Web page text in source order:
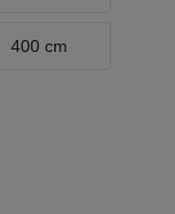
400 cm